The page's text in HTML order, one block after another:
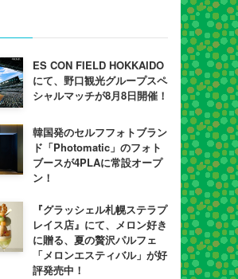
ES CON FIELD HOKKAIDO
にて、野口観光グループスペ
シャルマッチが8月8日開催！
韓国発のセルフフォトブラン
ド「Photomatic」のフォト
ブースが4PLAに常設オープ
ン！
『グラッシェル札幌ステラプ
レイス店』にて、メロン好き
に贈る、夏の贅沢パルフェ
「メロンエスティバル」が好
評発売中！